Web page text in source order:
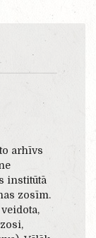
arhīvs
institūtā
zosīm.